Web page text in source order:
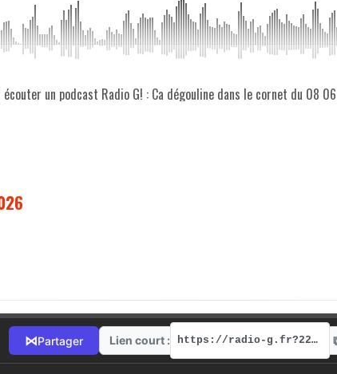
écouter un podcast Radio G! : Ca dégouline dans le cornet du 08
⋈Partager Lien court : https://radio-g.fr?22223